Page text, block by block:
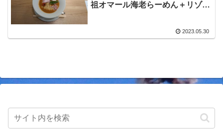
祖オマール海老らーめん＋リゾッ
の姉妹店にて基本の美味しいラー
2023.05.30